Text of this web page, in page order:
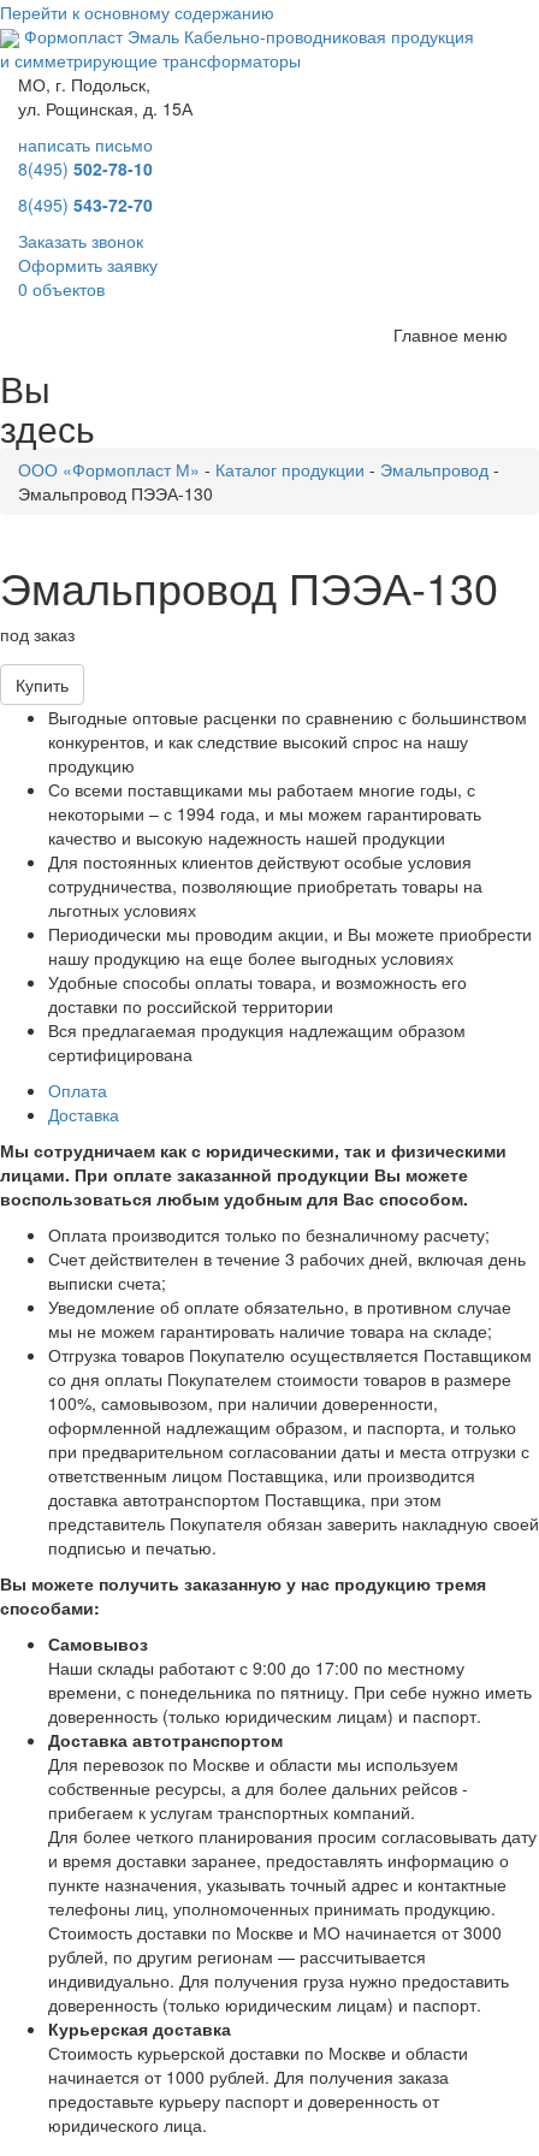
Перейти к основному содержанию
Формопласт Эмаль Кабельно-проводниковая продукция
и симметрирующие трансформаторы
МО, г. Подольск,
ул. Рощинская, д. 15А
написать письмо
8(495) 502-78-10
8(495) 543-72-70
Заказать звонок
Оформить заявку
0 объектов
Главное меню
Вы
здесь
ООО «Формопласт М» - Каталог продукции - Эмальпровод -
Эмальпровод ПЭЭА-130
Эмальпровод ПЭЭА-130
под заказ
Купить
Выгодные оптовые расценки по сравнению с большинством
конкурентов, и как следствие высокий спрос на нашу
продукцию
Со всеми поставщиками мы работаем многие годы, с
некоторыми – с 1994 года, и мы можем гарантировать
качество и высокую надежность нашей продукции
Для постоянных клиентов действуют особые условия
сотрудничества, позволяющие приобретать товары на
льготных условиях
Периодически мы проводим акции, и Вы можете приобрести
нашу продукцию на еще более выгодных условиях
Удобные способы оплаты товара, и возможность его
доставки по российской территории
Вся предлагаемая продукция надлежащим образом
сертифицирована
Оплата
Доставка
Мы сотрудничаем как с юридическими, так и физическими
лицами. При оплате заказанной продукции Вы можете
воспользоваться любым удобным для Вас способом.
Оплата производится только по безналичному расчету;
Счет действителен в течение 3 рабочих дней, включая день
выписки счета;
Уведомление об оплате обязательно, в противном случае
мы не можем гарантировать наличие товара на складе;
Отгрузка товаров Покупателю осуществляется Поставщиком
со дня оплаты Покупателем стоимости товаров в размере
100%, самовывозом, при наличии доверенности,
оформленной надлежащим образом, и паспорта, и только
при предварительном согласовании даты и места отгрузки с
ответственным лицом Поставщика, или производится
доставка автотранспортом Поставщика, при этом
представитель Покупателя обязан заверить накладную своей
подписью и печатью.
Вы можете получить заказанную у нас продукцию тремя
способами:
Самовывоз
Наши склады работают с 9:00 до 17:00 по местному
времени, с понедельника по пятницу. При себе нужно иметь
доверенность (только юридическим лицам) и паспорт.
Доставка автотранспортом
Для перевозок по Москве и области мы используем
собственные ресурсы, а для более дальних рейсов -
прибегаем к услугам транспортных компаний.
Для более четкого планирования просим согласовывать дату
и время доставки заранее, предоставлять информацию о
пункте назначения, указывать точный адрес и контактные
телефоны лиц, уполномоченных принимать продукцию.
Стоимость доставки по Москве и МО начинается от 3000
рублей, по другим регионам — рассчитывается
индивидуально. Для получения груза нужно предоставить
доверенность (только юридическим лицам) и паспорт.
Курьерская доставка
Стоимость курьерской доставки по Москве и области
начинается от 1000 рублей. Для получения заказа
предоставьте курьеру паспорт и доверенность от
юридического лица.